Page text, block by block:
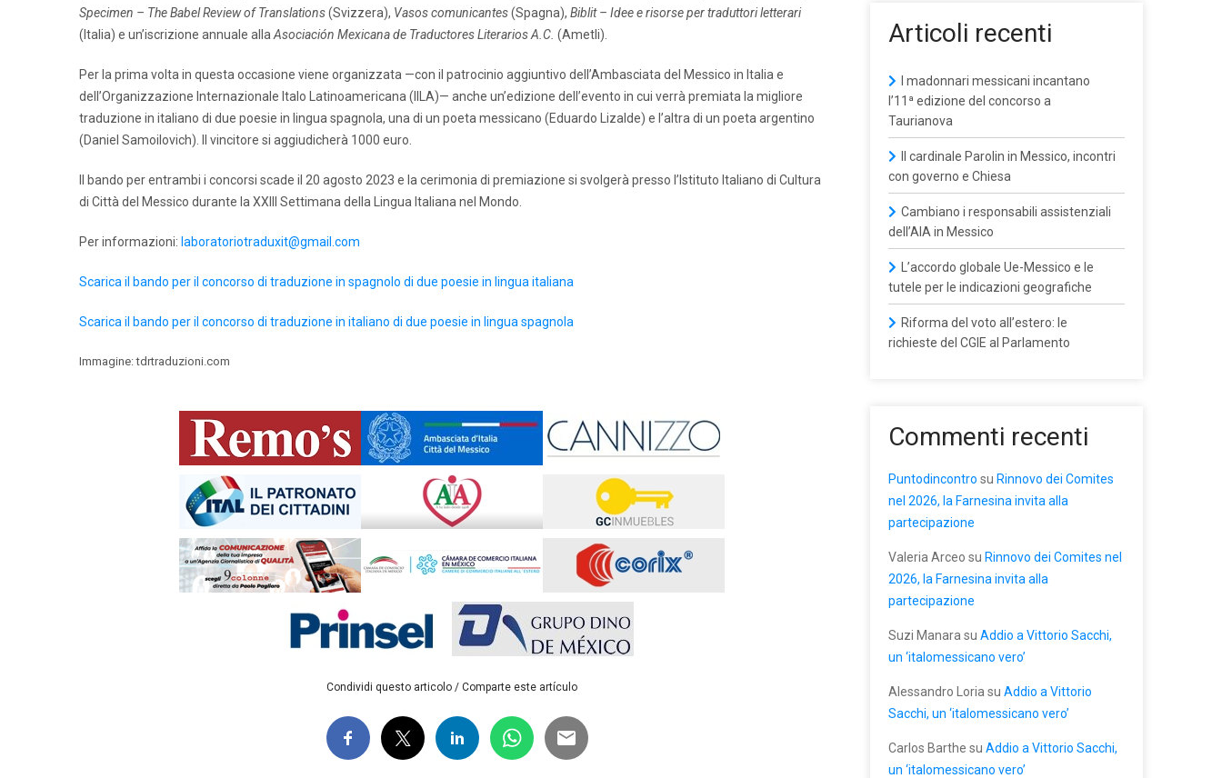
Specimen – The Babel Review of Translations(Svizzera), Vasos comunicantes(Spagna), Biblit – Idee e risorse per traduttori letterari
(Italia) e un’iscrizione annuale alla Asociación Mexicana de Traductores Literarios A.C. (Ametli).
Per la prima volta in questa occasione viene organizzata —con il patrocinio aggiuntivo dell’Ambasciata del Messico in Italia e
dell’Organizzazione Internazionale Italo Latinoamericana (IILA)— anche un’edizione dell’evento in cui verrà premiata la migliore
traduzione in italiano di due poesie in lingua spagnola, una di un poeta messicano (Eduardo Lizalde) e l’altra di un poeta argentino
(Daniel Samoilovich). Il vincitore si aggiudicherà 1000 euro.
Il bando per entrambi i concorsi scade il 20 agosto 2023 e la cerimonia di premiazione si svolgerà presso l’Istituto Italiano di Cultura
di Città del Messico durante la XXIII Settimana della Lingua Italiana nel Mondo.
Per informazioni: laboratoriotraduxit@gmail.com
Scarica il bando per il concorso di traduzione in spagnolo di due poesie in lingua italiana
Scarica il bando per il concorso di traduzione in italiano di due poesie in lingua spagnola
Immagine: tdrtraduzioni.com
Condividi questo articolo / Comparte este artículo
Articoli recenti
I madonnari messicani incantano
l’11ª edizione del concorso a
Taurianova
Il cardinale Parolin in Messico, incontri
con governo e Chiesa
Cambiano i responsabili assistenziali
dell’AIA in Messico
L’accordo globale Ue-Messico e le
tutele per le indicazioni geografiche
Riforma del voto all’estero: le
richieste del CGIE al Parlamento
Commenti recenti
Puntodincontro su Rinnovo dei Comites
nel 2026, la Farnesina invita alla
partecipazione
Valeria Arceo su Rinnovo dei Comites nel
2026, la Farnesina invita alla
partecipazione
Suzi Manara su Addio a Vittorio Sacchi,
un ‘italomessicano vero’
Alessandro Loria su Addio a Vittorio
Sacchi, un ‘italomessicano vero’
Carlos Barthe su Addio a Vittorio Sacchi,
un ‘italomessicano vero’